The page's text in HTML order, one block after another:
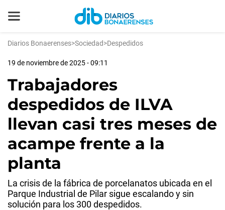
Diarios Bonaerenses>Sociedad>Despedidos
19 de noviembre de 2025 - 09:11
Trabajadores
despedidos de ILVA
llevan casi tres meses de
acampe frente a la
planta
La crisis de la fábrica de porcelanatos ubicada en el
Parque Industrial de Pilar sigue escalando y sin
solución para los 300 despedidos.